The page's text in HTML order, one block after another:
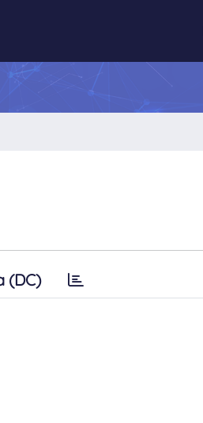
(DC)